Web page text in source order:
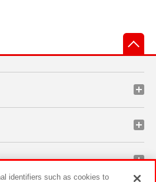
identifiers such as cookies to